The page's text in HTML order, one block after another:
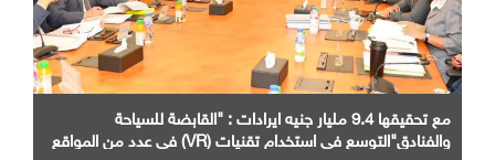
مع تحقيقها 9.4 مليار جنيه ايرادات : "القابضة للسياحة
والفنادق"التوسع في استخدام تقنيات (VR) في عدد من المواقع